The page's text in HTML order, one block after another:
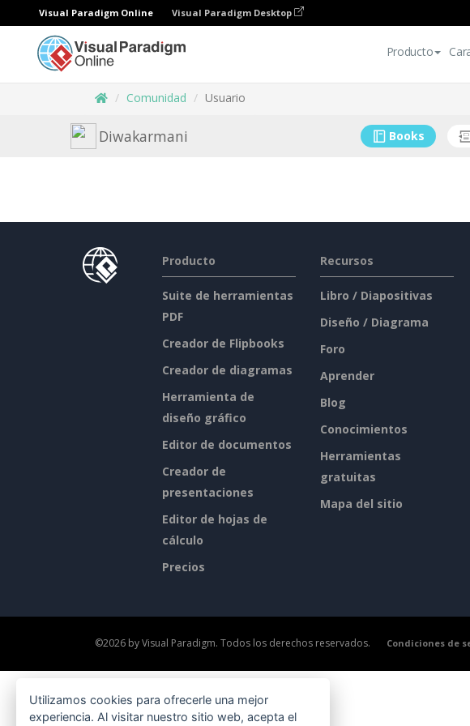
Visual Paradigm Online Visual Paradigm Desktop
Producto
Comunidad Usuario
Diwakarmani Books
Producto
Suite de herramientas
PDF
Creador de Flipbooks
Creador de diagramas
Herramienta de
diseño gráfico
Editor de documentos
Creador de
presentaciones
Editor de hojas de
cálculo
Precios
Recursos
Libro / Diapositivas
Diseño / Diagrama
Foro
Aprender
Blog
Conocimientos
Herramientas
gratuitas
Mapa del sitio
©2026 by Visual Paradigm. Todos los derechos reservados. Condiciones de
Utilizamos cookies para ofrecerle una mejor
experiencia. Al visitar nuestro sitio web, acepta el